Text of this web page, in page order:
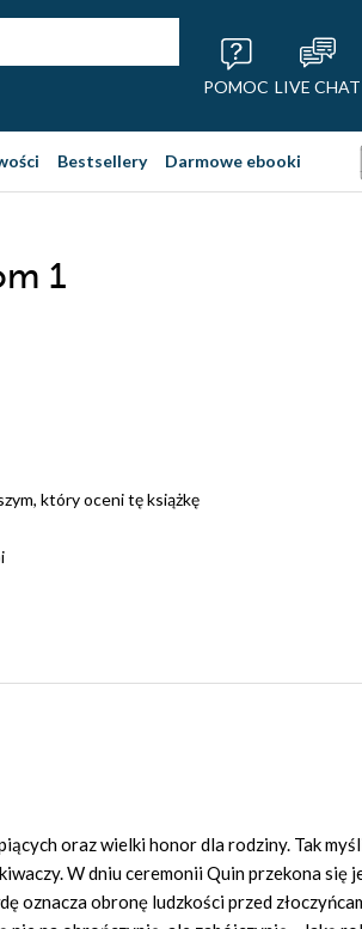
POMOC LIVE CHAT
Bestsellery Darmowe ebooki
1
który oceni tę książkę
oraz wielki honor dla rodziny. Tak
W dniu ceremonii Quin przekona się
oznacza obronę ludzkości przed